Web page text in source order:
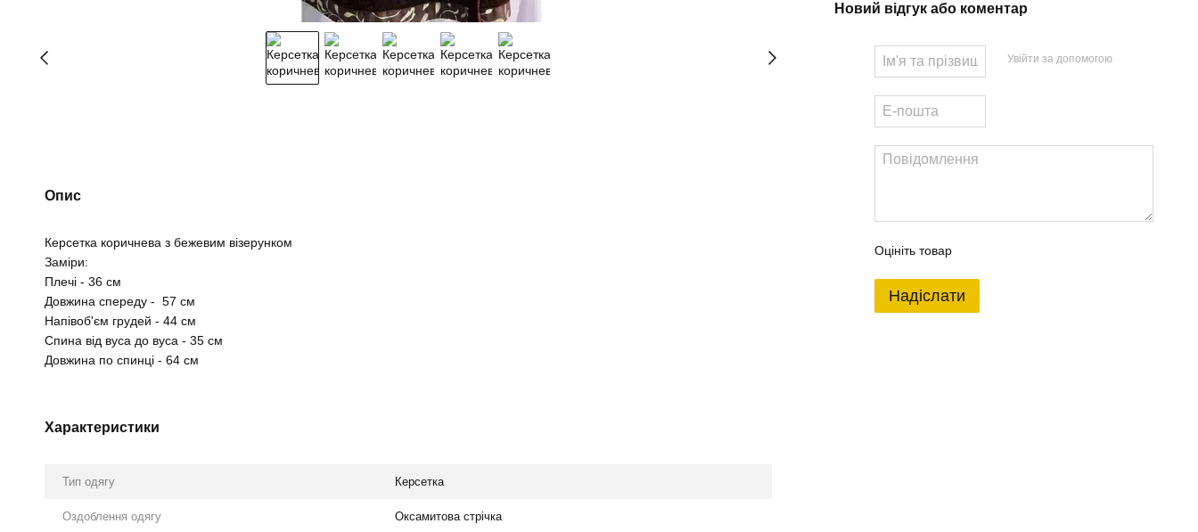
Новий відгук або коментар
Увійти за допомогою
Оцініть товар
Надіслати
Опис
Керсетка коричнева з бежевим візерунком
Заміри:
Плечі - 36 см
Довжина спереду - 57 см
Напівоб'єм грудей - 44 см
Спина від вуса до вуса - 35 см
Довжина по спинці - 64 см
Характеристики
Тип одягу Керсетка
Оздоблення одягу Оксамитова стрічка